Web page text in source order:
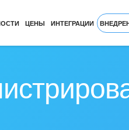
ЦЕНЫ ИНТЕГРАЦИИ